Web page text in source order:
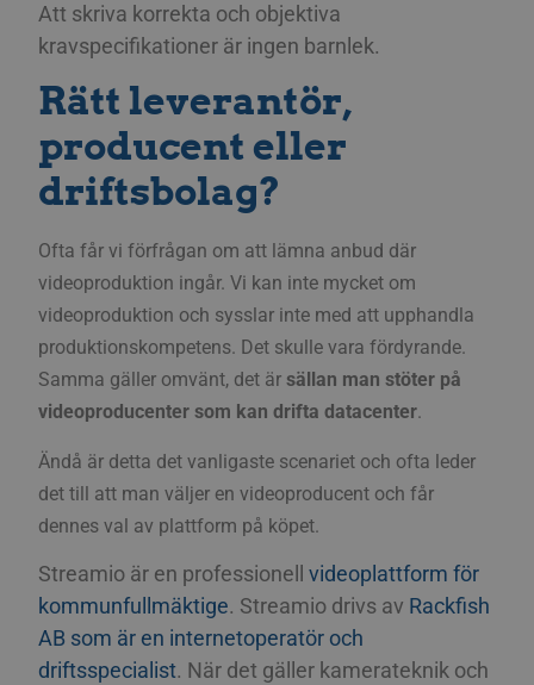
Att skriva korrekta och objektiva
kravspecifikationer är ingen barnlek.
Rätt leverantör,
producent eller
driftsbolag?
Ofta får vi förfrågan om att lämna anbud där
videoproduktion ingår. Vi kan inte mycket om
videoproduktion och sysslar inte med att upphandla
produktionskompetens. Det skulle vara fördyrande.
Samma gäller omvänt, det ärsällan man stöter på
videoproducenter som kan drifta datacenter.
Ändå är detta det vanligaste scenariet och ofta leder
det till att man väljer en videoproducent och får
dennes val av plattform på köpet.
Streamio är en professionellvideoplattform för
kommunfullmäktige. Streamio drivs av Rackfish
AB som är en internetoperatör och
driftsspecialist. När det gäller kamerateknik och